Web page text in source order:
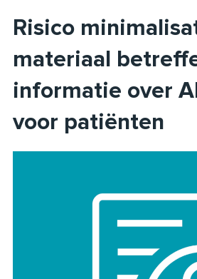
Risico
materiaal
informatie over
voor patiënten